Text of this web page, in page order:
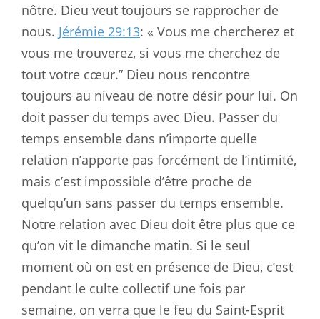
nôtre. Dieu veut toujours se rapprocher de
nous. Jérémie 29:13: « Vous me chercherez et
vous me trouverez, si vous me cherchez de
tout votre cœur.” Dieu nous rencontre
toujours au niveau de notre désir pour lui. On
doit passer du temps avec Dieu. Passer du
temps ensemble dans n’importe quelle
relation n’apporte pas forcément de l’intimité,
mais c’est impossible d’être proche de
quelqu’un sans passer du temps ensemble.
Notre relation avec Dieu doit être plus que ce
qu’on vit le dimanche matin. Si le seul
moment où on est en présence de Dieu, c’est
pendant le culte collectif une fois par
semaine, on verra que le feu du Saint-Esprit